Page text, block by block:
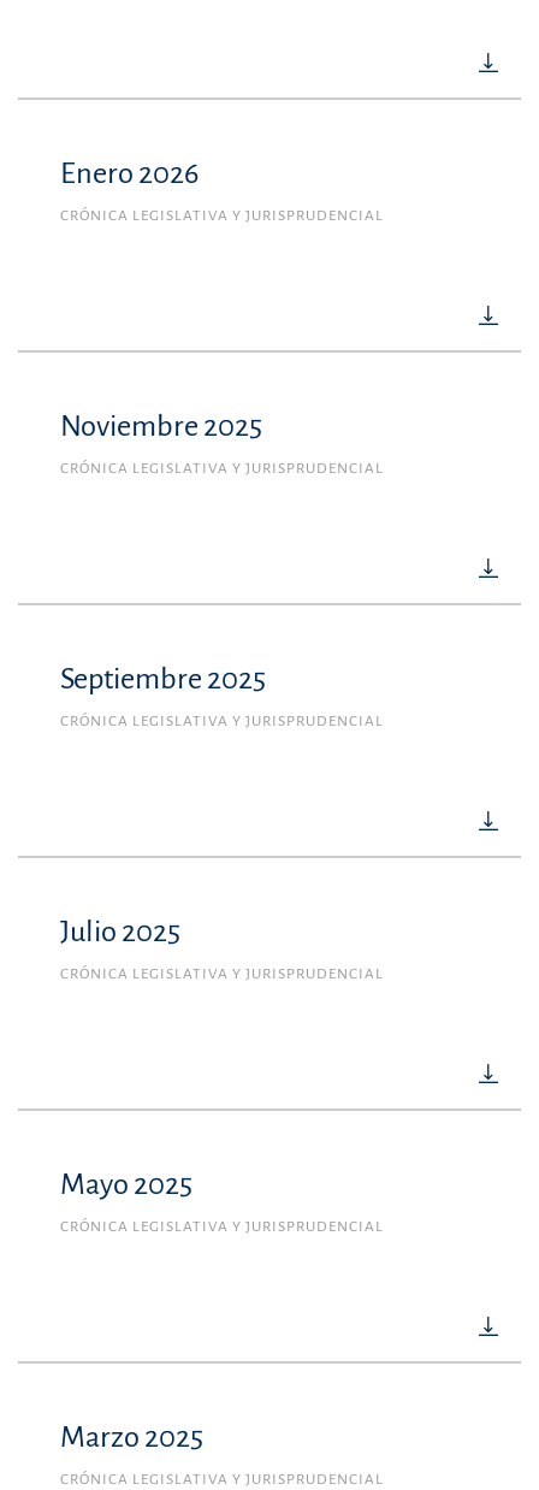
Enero 2026
CRÓNICA LEGISLATIVA Y JURISPRUDENCIAL
Noviembre 2025
CRÓNICA LEGISLATIVA Y JURISPRUDENCIAL
Septiembre 2025
CRÓNICA LEGISLATIVA Y JURISPRUDENCIAL
Julio 2025
CRÓNICA LEGISLATIVA Y JURISPRUDENCIAL
Mayo 2025
CRÓNICA LEGISLATIVA Y JURISPRUDENCIAL
Marzo 2025
CRÓNICA LEGISLATIVA Y JURISPRUDENCIAL